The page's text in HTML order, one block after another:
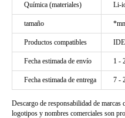
Química (materiales) Li-
tamaño
Productos compatibles
Fecha estimada de envío 1 -
Fecha estimada de entrega 7 -
Descargo de responsabilidad de marcas
logotipos y nombres comerciales son